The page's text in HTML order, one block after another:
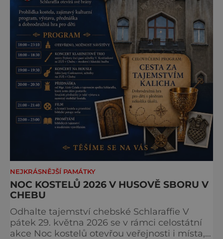
NEJKRÁSNĚJŠÍ PAMÁTKY
NOC KOSTELŮ 2026 V HUSOVĚ SBORU V
CHEBU
Odhalte tajemství chebské Schlaraffie V
pátek 29. května 2026 se v rámci celostátní
akce Noc kostelů otevřou veřejnosti i místa,